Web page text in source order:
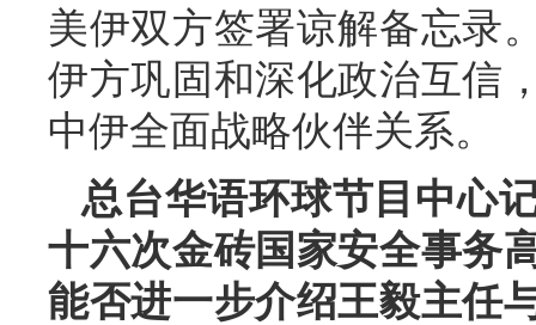
美伊双方签署谅解备忘录
伊方巩固和深化政治互信
中伊全面战略伙伴关系。
总台华语环球节目中心
十六次金砖国家安全事务
能否进一步介绍王毅主任